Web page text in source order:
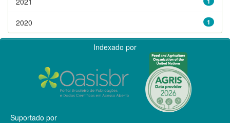
1
2020
Indexado por
Suportado por